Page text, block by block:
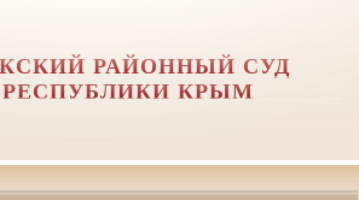
РАЙОННЫЙ СУД
РЕСПУБЛИКИ КРЫМ